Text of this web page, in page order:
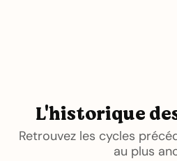
L'historique
Retrouvez les cycles
au plus